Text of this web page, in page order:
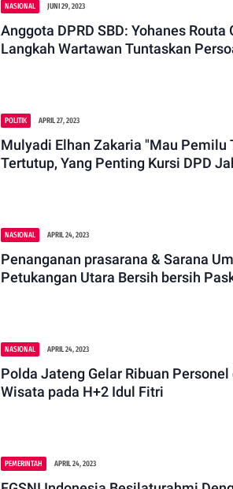
NASIONAL JUNI 29, 2023
Anggota DPRD SBD: Yohanes Routa
Langkah Wartawan Tuntaskan
POLITIK APRIL 27, 2023
Mulyadi Elhan Zakaria "Mau Pemilu
Tertutup, Yang Penting Kursi DPD
NASIONAL APRIL 24, 2023
Penanganan prasarana & Sarana
Petukangan Utara Bersih bersih
NASIONAL APRIL 24, 2023
Polda Jateng Gelar Ribuan
Wisata pada H+2 Idul Fitri
PEMERINTAH APRIL 24, 2023